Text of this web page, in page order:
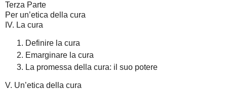
Terza Parte
Per un’etica della cura
IV. La cura
Definire la cura
Emarginare la cura
La promessa della cura: il suo potere
V. Un’etica della cura